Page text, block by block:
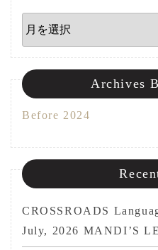
Archives
Archives
Before 2024
CROSSROADS
July, 2026 MANDI’S